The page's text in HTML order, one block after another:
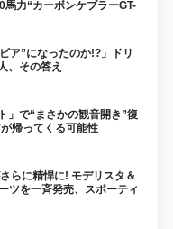
力“カーボンケブラーGT-
ア”になったのか!?」ドリ
、その答え
」で“まさかの観音開き”復
帰ってくる可能性
らに精悍に! モデリスタ＆
ツを一斉発売、スポーティ